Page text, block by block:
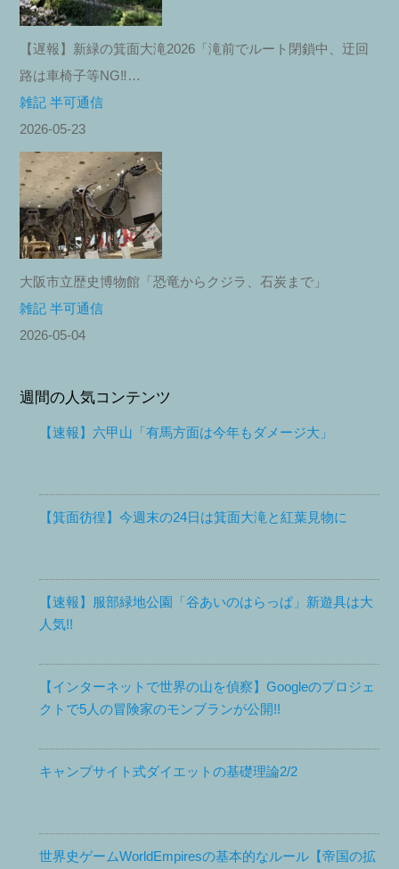
【遅報】新緑の箕面大滝2026「滝前でルート閉鎖中、迂回
路は車椅子等NG‼︎…
雑記 半可通信
2026-05-23
大阪市立歴史博物館「恐竜からクジラ、石炭まで」
雑記 半可通信
2026-05-04
週間の人気コンテンツ
【速報】六甲山「有馬方面は今年もダメージ大」
【箕面彷徨】今週末の24日は箕面大滝と紅葉見物に
【速報】服部緑地公園「谷あいのはらっぱ」新遊具は大
人気!!
【インターネットで世界の山を偵察】Googleのプロジェ
クトで5人の冒険家のモンブランが公開!!
キャンプサイト式ダイエットの基礎理論2/2
世界史ゲームWorldEmpiresの基本的なルール【帝国の拡